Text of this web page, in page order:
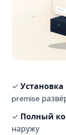
✓
premise
✓ Полный
наружу